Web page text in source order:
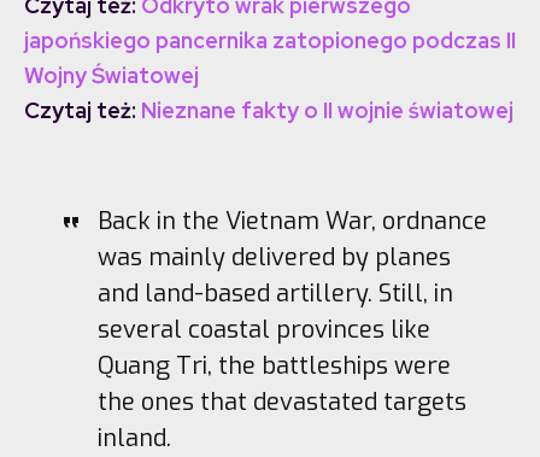
Czytaj też: Odkryto wrak pierwszego
japońskiego pancernika zatopionego podczas II
Wojny Światowej
Czytaj też: Nieznane fakty o II wojnie światowej
Back in the Vietnam War, ordnance
was mainly delivered by planes
and land-based artillery. Still, in
several coastal provinces like
Quang Tri, the battleships were
the ones that devastated targets
inland.